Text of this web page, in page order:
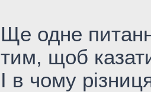
Ще одне
тим, щоб
І в чому